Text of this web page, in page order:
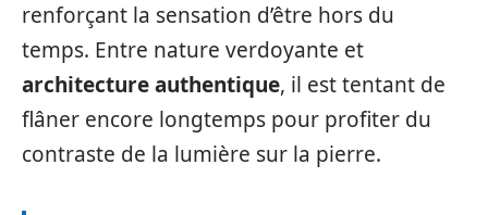
renforçant la sensation d’être hors du
temps. Entre nature verdoyante et
architecture authentique, il est tentant de
flâner encore longtemps pour profiter du
contraste de la lumière sur la pierre.